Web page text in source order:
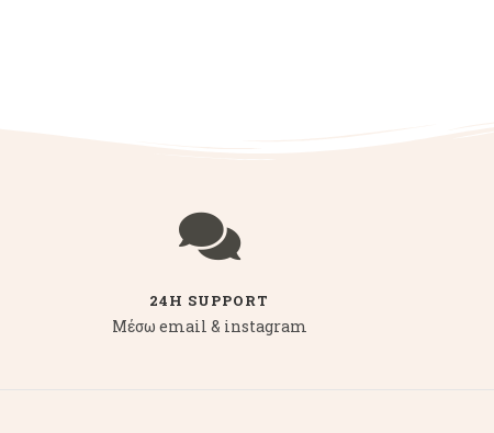
24H SUPPORT
Μέσω email & instagram